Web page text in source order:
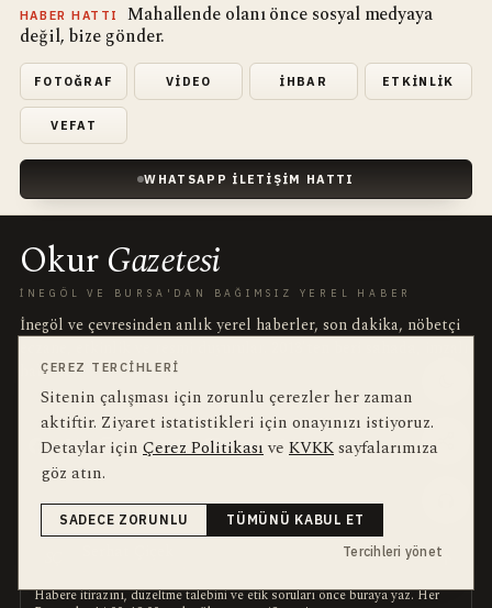
HABER HATTI
Mahallende olanı önce sosyal medyaya
değil, bize gönder.
FOTOĞRAF VIDEO İHBAR ETKINLIK
VEFAT
WHATSAPP İLETIŞIM HATTI
OkurGazetesi
İNEGÖL VE BURSA'DAN BAĞIMSIZ YEREL HABER
İnegöl ve çevresinden anlık yerel haberler, son dakika, nöbetçi
haberle.
BIZI TAKIP ET her kanal, tek redaksiyon
OKUR TEMSILCISI
gazete ile okur arasında bağımsız ara yüz
Habere itirazını, düzeltme talebini ve etik soruları önce buraya yaz. Her
ÇEREZ TERCIHLERI
Sitenin çalışması için zorunlu çerezler her zaman
aktiftir. Ziyaret istatistikleri için onayınızı istiyoruz.
Detaylar için Çerez Politikasıve KVKKsayfalarımıza
göz atın.
SADECE ZORUNLU
TÜMÜNÜ KABUL ET
Tercihleri yönet